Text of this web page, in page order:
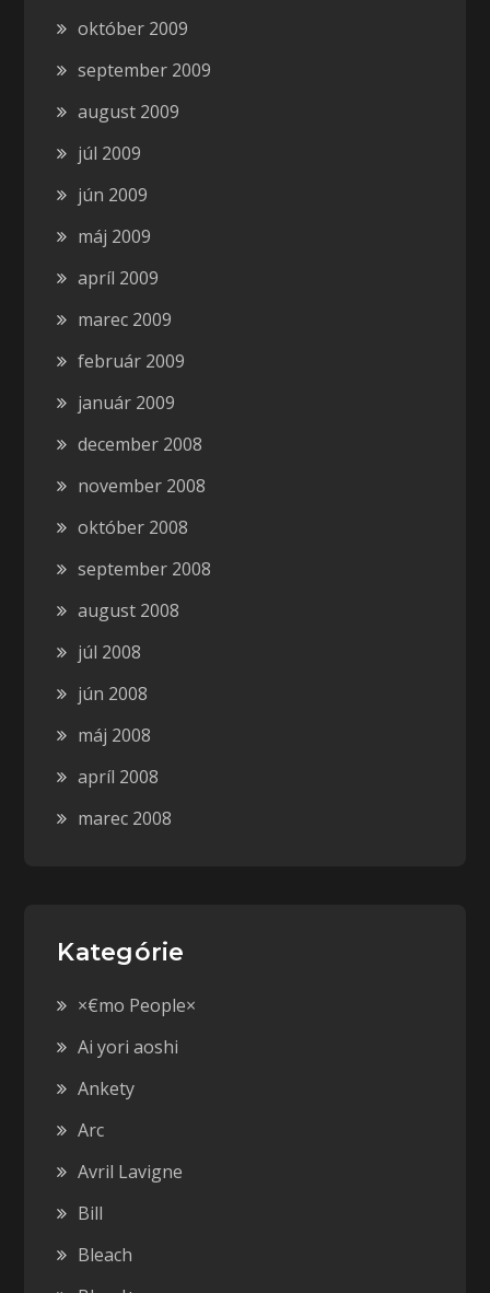
október 2009
september 2009
august 2009
júl 2009
jún 2009
máj 2009
apríl 2009
marec 2009
február 2009
január 2009
december 2008
november 2008
október 2008
september 2008
august 2008
júl 2008
jún 2008
máj 2008
apríl 2008
marec 2008
Kategórie
×€mo People×
Ai yori aoshi
Ankety
Arc
Avril Lavigne
Bill
Bleach